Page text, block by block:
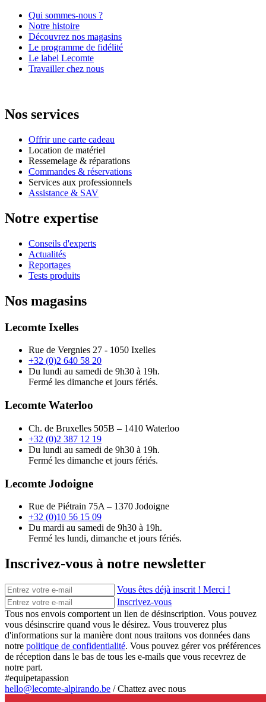
Qui sommes-nous ?
Notre histoire
Découvrez nos magasins
Le programme de fidélité
Le label Lecomte
Travailler chez nous
Nos services
Offrir une carte cadeau
Location de matériel
Ressemelage & réparations
Commandes & réservations
Services aux professionnels
Assistance & SAV
Notre expertise
Conseils d'experts
Actualités
Reportages
Tests produits
Nos magasins
Lecomte Ixelles
Rue de Vergnies 27 - 1050 Ixelles
+32 (0)2 640 58 20
Du lundi au samedi de 9h30 à 19h.
Fermé les dimanche et jours fériés.
Lecomte Waterloo
Ch. de Bruxelles 505B – 1410 Waterloo
+32 (0)2 387 12 19
Du lundi au samedi de 9h30 à 19h.
Fermé les dimanche et jours fériés.
Lecomte Jodoigne
Rue de Piétrain 75A – 1370 Jodoigne
+32 (0)10 56 15 09
Du mardi au samedi de 9h30 à 19h.
Fermé les lundi, dimanche et jours fériés.
Inscrivez-vous à notre newsletter
Vous êtes déjà inscrit ! Merci !
Inscrivez-vous
Tous nos envois comportent un lien de désinscription. Vous pouvez
vous désinscrire quand vous le désirez. Vous trouverez plus
d'informations sur la manière dont nous traitons vos données dans
notre politique de confidentialité. Vous pouvez gérer vos préférences
de réception dans le bas de tous les e-mails que vous recevrez de
notre part.
#equipetapassion
hello@lecomte-alpirando.be /Chattez avec nous